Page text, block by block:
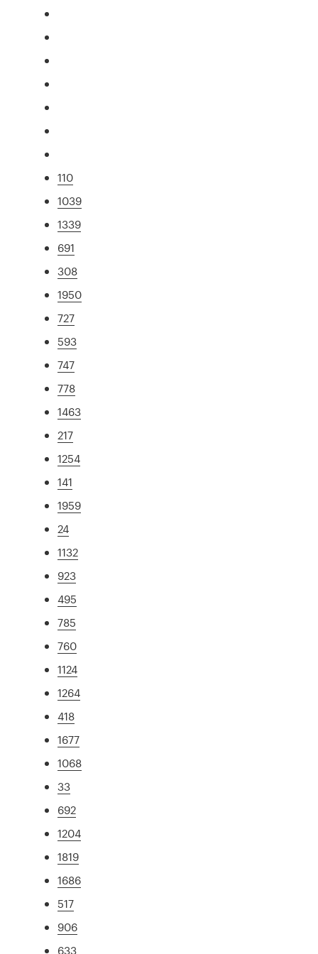
110
1039
1339
691
308
1950
727
593
747
778
1463
217
1254
141
1959
24
1132
923
495
785
760
1124
1264
418
1677
1068
33
692
1204
1819
1686
517
906
633